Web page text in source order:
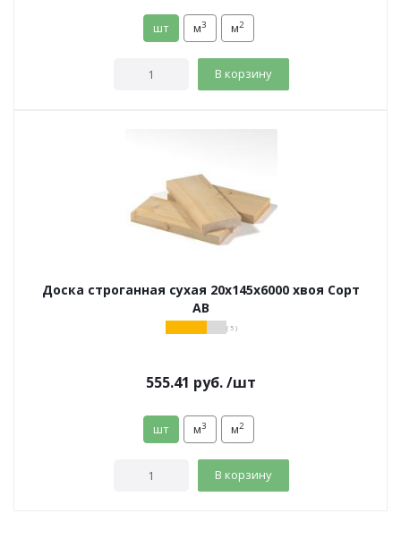
шт м3 м2
В корзину
Доска строганная сухая 20х145х6000 хвоя Сорт
АВ
( 5 )
555.41 руб./шт
шт м3 м2
В корзину